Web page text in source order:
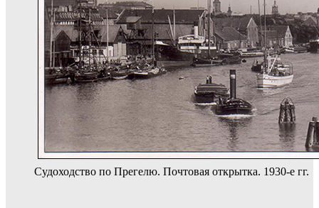
Судоходство по Прегелю. Почтовая открытка. 1930-е гг.